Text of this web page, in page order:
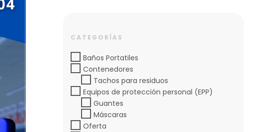
CATEGORÍAS
Baños Portatiles
Contenedores
Tachos para residuos
Equipos de protección personal (EPP)
Guantes
Máscaras
Oferta